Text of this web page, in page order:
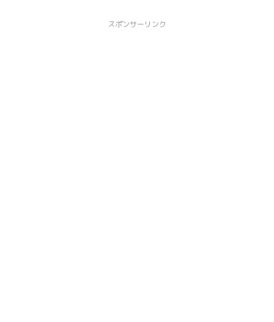
スポンサーリンク